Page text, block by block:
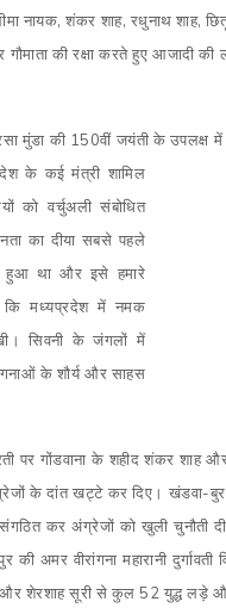
नायक,शंकर शाह, रधुनाथ शाह,
की रक्षा करते हुए आजादी
मुंडा की 150वीं जयंती के उपलक्ष
के कई मंत्री शामिल
को वर्चुअली संबोधित
का दीया सबसे पहले
हुआ था और इसे हमारे
कि मध्यप्रदेश में नमक
सिवनी के जंगलों में
के शौर्य और साहस
पर गोंडवाना के शहीद शंकर शाह
के दांत खट्टे कर दिए।
संगठित कर अंग्रेजों को खुली
अमर वीरांगना महारानी
और शेरशाह सूरी से कुल 52 युद्ध लड़े